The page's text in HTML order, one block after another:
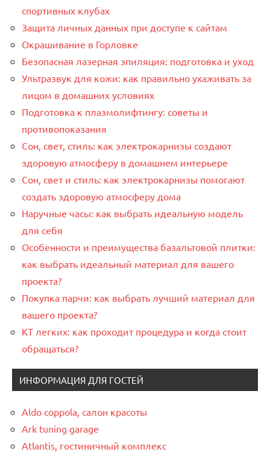
спортивных клубах
Защита личных данных при доступе к сайтам
Окрашивание в Горловке
Безопасная лазерная эпиляция: подготовка и уход
Ультразвук для кожи: как правильно ухаживать за
лицом в домашних условиях
Подготовка к плазмолифтингу: советы и
противопоказания
Сон, свет, стиль: как электрокарнизы создают
здоровую атмосферу в домашнем интерьере
Сон, свет и стиль: как электрокарнизы помогают
создать здоровую атмосферу дома
Наручные часы: как выбрать идеальную модель
для себя
Особенности и преимущества базальтовой плитки:
как выбрать идеальный материал для вашего
проекта?
Покупка парчи: как выбрать лучший материал для
вашего проекта?
КТ легких: как проходит процедура и когда стоит
обращаться?
ИНФОРМАЦИЯ ДЛЯ ГОСТЕЙ
Aldo coppola, салон красоты
Ark tuning garage
Atlantis, гостиничный комплекс